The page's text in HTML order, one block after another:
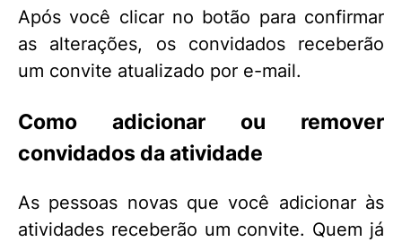
Após você clicar no botão para confirmar
as alterações, os convidados receberão
um convite atualizado por e-mail.
Como adicionar ou remover
convidados da atividade
As pessoas novas que você adicionar às
atividades receberão um convite. Quem já